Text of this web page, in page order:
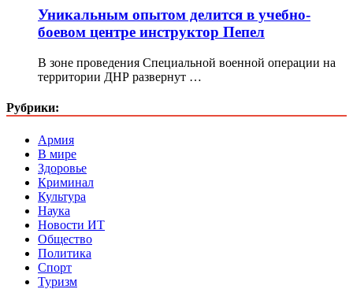
Уникальным опытом делится в учебно-
боевом центре инструктор Пепел
В зоне проведения Специальной военной операции на
территории ДНР развернут …
Рубрики:
Армия
В мире
Здоровье
Криминал
Культура
Наука
Новости ИТ
Общество
Политика
Спорт
Туризм